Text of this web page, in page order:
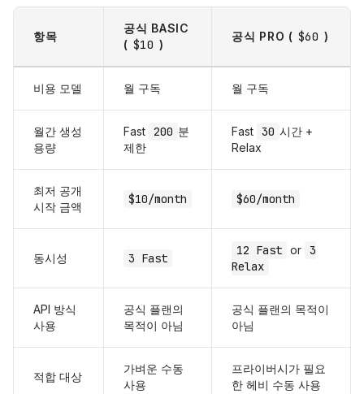
항목
공식 BASIC
( $10 )
공식 PRO ( $60 )
비용 모델 월 구독 월 구독
월간 생성
용량
Fast 200 분
제한
Fast 30 시간 +
Relax
최저 공개
시작 금액
$10/month $60/month
동시성 3 Fast
12 Fast or 3
Relax
API 방식
사용
공식 플랜의
목적이 아님
공식 플랜의 목적이
아님
적합 대상
가벼운 수동
사용
프라이버시가 필요
한 헤비 수동 사용